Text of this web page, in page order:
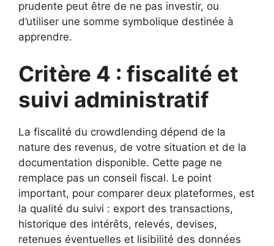
prudente peut être de ne pas investir, ou
d’utiliser une somme symbolique destinée à
apprendre.
Critère 4 : fiscalité et
suivi administratif
La fiscalité du crowdlending dépend de la
nature des revenus, de votre situation et de la
documentation disponible. Cette page ne
remplace pas un conseil fiscal. Le point
important, pour comparer deux plateformes, est
la qualité du suivi : export des transactions,
historique des intérêts, relevés, devises,
retenues éventuelles et lisibilité des données